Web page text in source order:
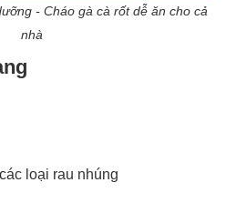
- Cháo gà cà rốt dễ ăn cho cả
nhà
loại rau nhúng